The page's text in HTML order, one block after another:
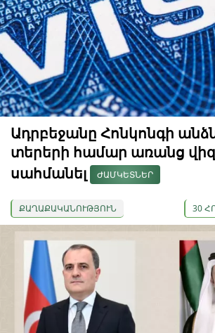
Ադրբեջանը Հոնկոնգի
տերերի համար առանց
սահմանել
ԺԱՄԿԵՏՆԵՐ
ՔԱՂԱՔԱԿԱՆՈՒԹՅՈՒՆ 30